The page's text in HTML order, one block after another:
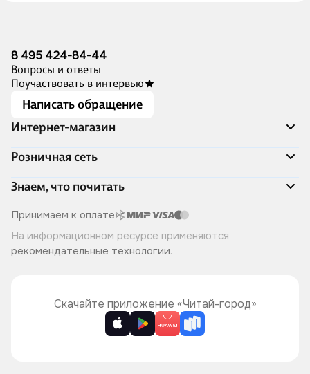
8 495 424-84-44
Вопросы и ответы
Поучаствовать в интервью
Написать обращение
Интернет-магазин
Акции
Доставка и оплата
Программа лояльности
Подарочные сертификаты
Правила продажи
Политика конфиденциальности
Розничная сеть
Адреса магазинов
Книжный Дозор
О компании
Читай-город для бизнеса
Хотите у нас работать?
Знаем, что почитать
Скоро в продаже
Лучшие из лучших
Читай-журнал
Принимаем к оплате
На информационном ресурсе применяются
рекомендательные технологии.
Скачайте приложение «Читай-город»